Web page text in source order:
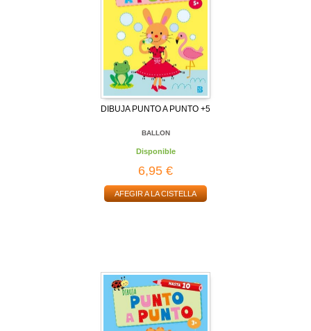
DIBUJA PUNTO A PUNTO +5
BALLON
Disponible
6,95 €
AFEGIR A LA CISTELLA